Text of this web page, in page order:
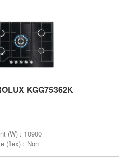
KGG75362K
(W) : 10900
(flex) : Non